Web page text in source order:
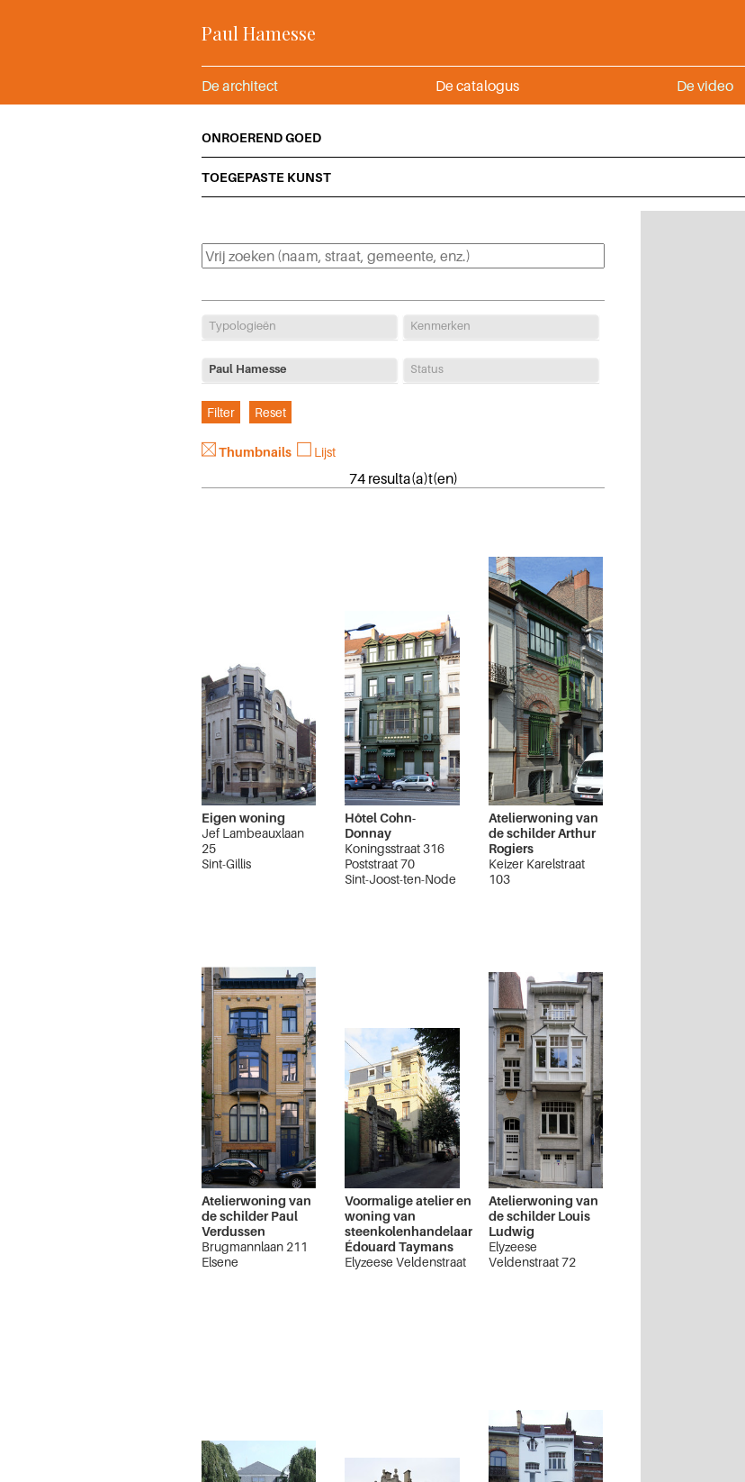
Paul Hamesse
De architect De catalogus
ONROEREND GOED
TOEGEPASTE KUNST
De video
Typologieën Kenmerken
Paul Hamesse Status
Thumbnails Lijst
74 resulta(a)t(en)
Eigen woning
Jef Lambeauxlaan
25
Sint-Gillis
Hôtel Cohn-
Donnay
Koningsstraat 316
Poststraat 70
Sint-Joost-ten-Node
Atelierwoning van
de schilder Arthur
Rogiers
Keizer Karelstraat
103
Atelierwoning van
de schilder Paul
Verdussen
Brugmannlaan 211
Elsene
Voormalige atelier en
woning van
steenkolenhandelaar
Édouard Taymans
Elyzeese Veldenstraat
Atelierwoning van
de schilder Louis
Ludwig
Elyzeese
Veldenstraat 72